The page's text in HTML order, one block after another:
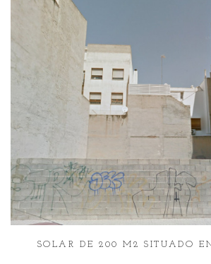
SOLAR DE 200 M2 SITUADO